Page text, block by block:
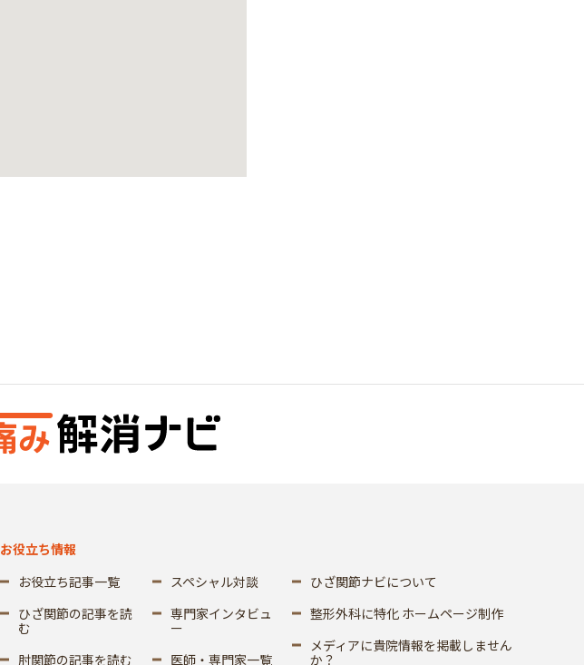
お役立ち情報
お役立ち記事一覧
ひざ関節の記事を読
む
肘関節の記事を読む
スペシャル対談
専門家インタビュ
ー
医師・専門家一覧
ひざ関節ナビについて
整形外科に特化 ホームページ制作
メディアに貴院情報を掲載しません
か？